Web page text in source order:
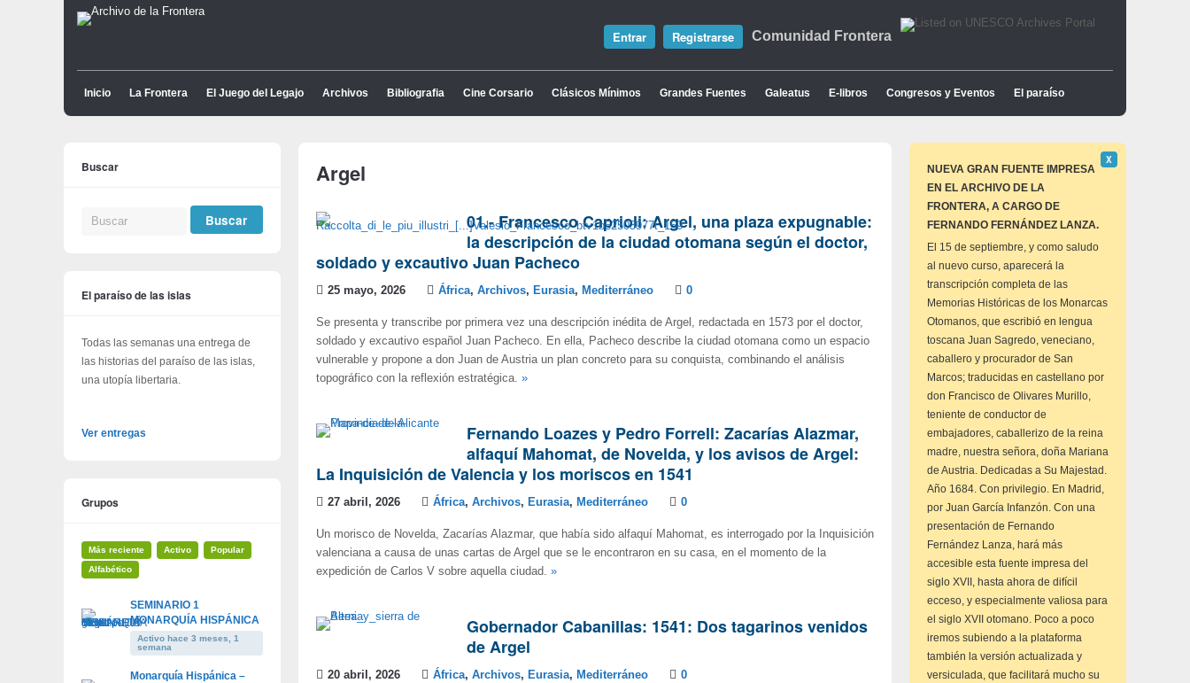
Comunidad Frontera
Entrar Registrarse
Inicio La Frontera El Juego del Legajo Archivos Bibliografia Cine Corsario Clásicos Mínimos Grandes Fuentes Galeatus E-libros Congresos y Eventos El paraíso
Argel
01.- Francesco Caprioli: Argel, una plaza expugnable:
la descripción de la ciudad otomana según el doctor,
soldado y excautivo Juan Pacheco
25 mayo, 2026 África, Archivos, Eurasia, Mediterráneo 0
Se presenta y transcribe por primera vez una descripción inédita de Argel, redactada en 1573 por el doctor,
soldado y excautivo español Juan Pacheco. En ella, Pacheco describe la ciudad otomana como un espacio
vulnerable y propone a don Juan de Austria un plan concreto para su conquista, combinando el análisis
topográfico con la reflexión estratégica. »
Fernando Loazes y Pedro Forrell: Zacarías Alazmar,
alfaquí Mahomat, de Novelda, y los avisos de Argel:
La Inquisición de Valencia y los moriscos en 1541
27 abril, 2026 África, Archivos, Eurasia, Mediterráneo 0
Un morisco de Novelda, Zacarías Alazmar, que había sido alfaquí Mahomat, es interrogado por la Inquisición
valenciana a causa de unas cartas de Argel que se le encontraron en su casa, en el momento de la
expedición de Carlos V sobre aquella ciudad. »
Gobernador Cabanillas: 1541: Dos tagarinos venidos
de Argel
20 abril, 2026 África, Archivos, Eurasia, Mediterráneo 0
Buscar
El paraíso de las islas
Todas las semanas una entrega de
las historias del paraíso de las islas,
una utopía libertaria.
Ver entregas
Grupos
Más reciente Activo
Popular
Alfabético
SEMINARIO 1
MONARQUÍA HISPÁNICA
Activo hace 3 meses, 1
semana
Monarquía Hispánica –
NUEVA GRAN FUENTE IMPRESA
EN EL ARCHIVO DE LA
FRONTERA, A CARGO DE
FERNANDO FERNÁNDEZ LANZA.
Descartar
este
Χ
El 15 de septiembre, y como saludo
al nuevo curso, aparecerá la
transcripción completa de las
Memorias Históricas de los Monarcas
Otomanos, que escribió en lengua
toscana Juan Sagredo, veneciano,
caballero y procurador de San
Marcos; traducidas en castellano por
don Francisco de Olivares Murillo,
teniente de conductor de
embajadores, caballerizo de la reina
madre, nuestra señora, doña Mariana
de Austria. Dedicadas a Su Majestad.
Año 1684. Con privilegio. En Madrid,
por Juan García Infanzón. Con una
presentación de Fernando
Fernández Lanza, hará más
accesible esta fuente impresa del
siglo XVII, hasta ahora de difícil
ecceso, y especialmente valiosa para
el siglo XVII otomano. Poco a poco
iremos subiendo a la plataforma
también la versión actualizada y
versiculada, que facilitará mucho su